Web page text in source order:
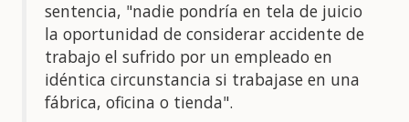
sentencia, "nadie pondría en tela de juicio
la oportunidad de considerar accidente de
trabajo el sufrido por un empleado en
idéntica circunstancia si trabajase en una
fábrica, oficina o tienda".